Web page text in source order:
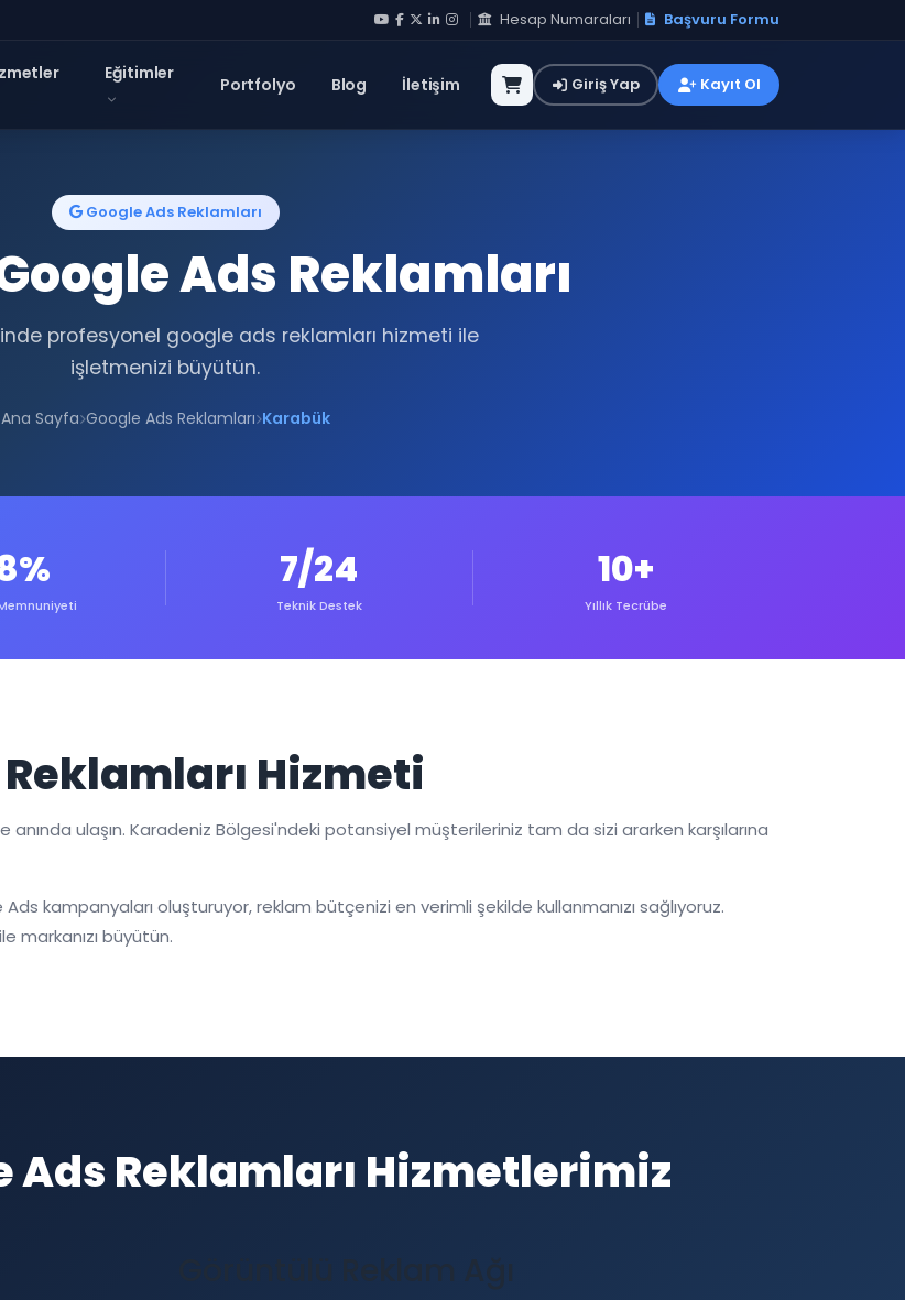
Hesap Numaraları Başvuru Formu
Eğitimler
Portfolyo Blog İletişim Giriş Yap Kayıt Ol
Google Ads Reklamları
Ads Reklamları
profesyonel google ads reklamları hizmeti ile
işletmenizi büyütün.
Ana Sayfa Google Ads Reklamları Karabük
7/24
Teknik Destek
10+
Yıllık Tecrübe
Hizmeti
ulaşın. Karadeniz Bölgesi'ndeki potansiyel müşterileriniz tam da sizi ararken karşılarına
kampanyaları oluşturuyor, reklam bütçenizi en verimli şekilde kullanmanızı sağlıyoruz.
markanızı büyütün.
Ads Reklamları Hizmetlerimiz